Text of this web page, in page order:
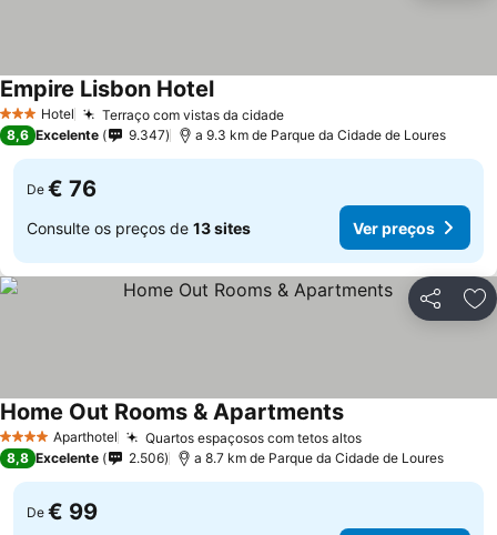
3 EstrelasHotel Terraço com vistas da cidade
Empire Lisbon Hotel
8,6 Excelente 9.347 a 9.3 km de Parque da Cidade de Loures
De € 76
Consulte os preços de 13 sites Ver preços
Partilhar
4 EstrelasAparthotel Quartos espaçosos com tetos altos
Home Out Rooms & Apartments
8,8 Excelente 2.506 a 8.7 km de Parque da Cidade de Loures
De € 99